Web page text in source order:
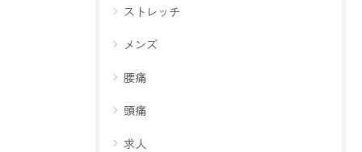
ストレッチ
メンズ
腰痛
頭痛
求人